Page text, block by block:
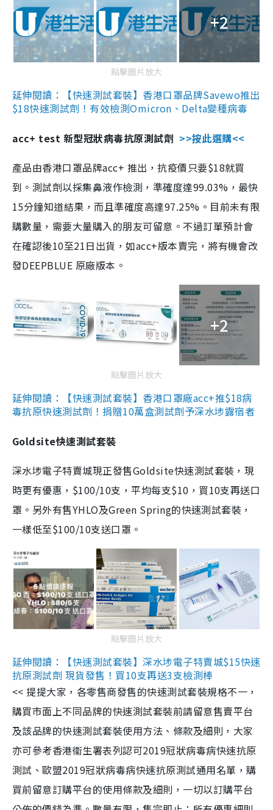
+2
點擊圖片放大
延伸閱讀：【快速測試套裝】香港口罩品牌Savewo推出
$18快速測試劑！有效檢測Omicron、Delta變種病毒
acc+ test 新型冠狀病毒抗原測試劑 >>按此選購<<
產品由香港口罩品牌acc+ 推出，抗疫價只要$18就買
到。測試劑以採集鼻液作檢測，準確度達99.03%，最快
15分鐘知道結果，而且準確度高達97.25%。目前未有限
購數量，需要大量購入的朋友可留意。不過訂單預計會
在確認後10至21日出貨，如acc+版本賣完，將有機會改
發DEEPBLUE 原廠版本。
+2
點擊圖片放大
延伸閱讀：【快速測試套裝】香港口罩廠acc+推$18病
毒抗原快速測試劑！捐贈10萬盒測試劑予深水埗露宿者
Goldsite快速測試套裝
深水埗電子特賣城現正發售Goldsite快速測試套裝，現
時更有優惠，$100/10支，平均每支$10，買10支再送口
罩。另外有售YHLO及Green Spring的快速測試套裝，
一樣低至$100/10支送口罩。
點擊圖片放大
延伸閱讀：【快速測試套裝】深水埗電子特賣城$15快速
抗原測試劑 現貨發售！買10支再送3支檢測棒
<< 提提大家，各零售商發售的快速測試套裝規格不一，
購買市面上不同品牌的快速測試套裝前請留意售賣平台
及該品牌的快速測試套裝使用方法、條款及細則，大家
亦可參考香港衞生署表列認可2019冠狀病毒病快速抗原
測試、歐盟2019冠狀病毒病快速抗原測試通用名單，購
買前留意訂購平台的使用條款及細則，一切以訂購平台